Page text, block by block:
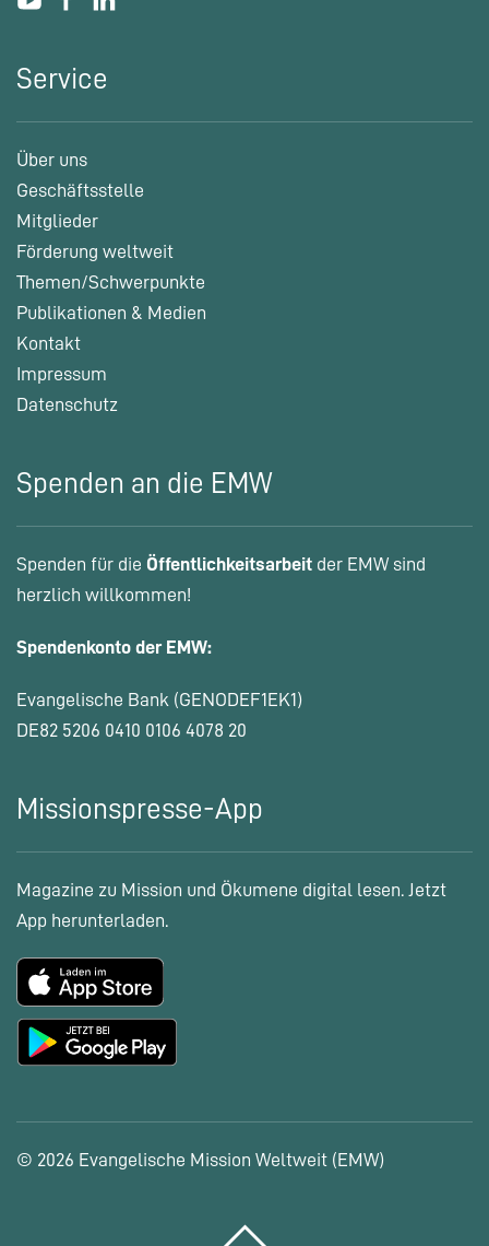
Service
Über uns
Geschäftsstelle
Mitglieder
Förderung weltweit
Themen/Schwerpunkte
Publikationen & Medien
Kontakt
Impressum
Datenschutz
Spenden an die EMW
Spenden für die Öffentlichkeitsarbeit der EMW sind
herzlich willkommen!
Spendenkonto der EMW:
Evangelische Bank (GENODEF1EK1)
DE82 5206 0410 0106 4078 20
Missionspresse-App
Magazine zu Mission und Ökumene digital lesen. Jetzt
App herunterladen.
© 2026 Evangelische Mission Weltweit (EMW)